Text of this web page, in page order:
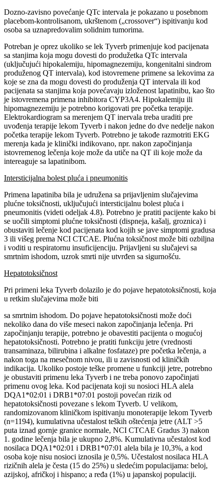
Dozno-zavisno povećanje QTc intervala je pokazano u posebnom
placebom-kontrolisanom, ukrštenom („crossover“) ispitivanju kod
osoba sa uznapredovalim solidnim tumorima.
Potreban je oprez ukoliko se lek Tyverb primenjuje kod pacijenata
sa stanjima koja mogu dovesti do produžetka QTc intervala
(uključujući hipokalemiju, hipomagnezemiju, kongenitalni sindrom
produženog QT intervala), kod istovremene primene sa lekovima za
koje se zna da mogu dovesti do produženja QT intervala ili kod
pacijenata sa stanjima koja povećavaju izloženost lapatinibu, kao što
je istovremena primena inhibitora CYP3A4. Hipokalemiju ili
hipomagnezemiju je potrebno korigovati pre početka terapije.
Elektrokardiogram sa merenjem QT inervala treba uraditi pre
uvođenja terapije lekom Tyverb i nakon jedne do dve nedelje nakon
početka terapije lekom Tyverb. Potrebno je takođe razmotriti EKG
merenja kada je klinički indikovano, npr. nakon započinjanja
istovremenog lečenja koje može da utiče na QT ili koje može da
intereaguje sa lapatinibom.
Intersticijalna bolest pluća i pneumonitis
Primena lapatiniba bila je udružena sa prijavljenim slučajevima
plućne toksičnosti, uključujući intersticijalnu bolest pluća i
pneumonitis (videti odeljak 4.8). Potrebno je pratiti pacijente kako bi
se uočili simptomi plućne toksičnosti (dispneja, kašalj, groznica) i
obustaviti lečenje kod pacijenata kod kojih se jave simptomi gradusa
3 ili višeg prema NCI CTCAE. Plućna toksičnost može biti ozbiljna
i voditi u respiratornu insuficijenciju. Prijavljeni su slučajevi sa
smrtnim ishodom, uzrok smrti nije utvrđen sa sigurnošću.
Hepatotoksičnost
Pri primeni leka Tyverb dolazilo je do pojave hepatotoksičnosti, koja
u retkim slučajevima može biti
sa smrtnim ishodom. Do pojave hepatotoksičnosti može doći
nekoliko dana do više meseci nakon započinjanja lečenja. Pri
započinjanju terapije, potrebno je obavestiti pacijenta o mogućoj
hepatotoksičnosti. Potrebno je pratiti funkciju jetre (vrednosti
transaminaza, bilirubina i alkalne fosfataze) pre početka lečenja, a
nakon toga na mesečnom nivou, ili u zavisnosti od kliničkih
indikacija. Ukoliko postoje teške promene u funkciji jetre, potrebno
je obustaviti primenu leka Tyverb i ne treba ponovo započinjati
primenu ovog leka. Kod pacijenata koji su nosioci HLA alela
DQA1*02:01 i DRB1*07:01 postoji povećan rizik od
hepatotoksičnosti povezane s lekom Tyverb. U velikom,
randomizovanom kliničkom ispitivanju monoterapije lekom Tyverb
(n=1194), kumulativna učestalost teških oštećenja jetre (ALT >5
puta iznad gornje granice normale, NCI CTCAE Gradus 3) nakon
1. godine lečenja bila je ukupno 2,8%. Kumulativna učestalost kod
nosilaca DQA1*02:01 i DRB1*07:01 alela bila je 10,3%, a kod
osoba koje nisu nosioci iznosila je 0,5%. Učestalost nosilaca HLA
rizičnih alela je česta (15 do 25%) u sledećim populacijama: beloj,
azijskoj, afričkoj i hispano; a ređa (1%) u japanskoj populaciji.